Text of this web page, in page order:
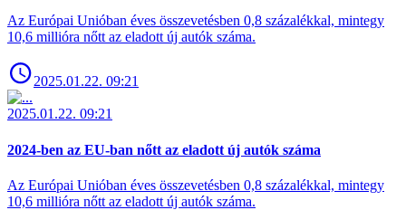
Az Európai Unióban éves összevetésben 0,8 százalékkal, mintegy
10,6 millióra nőtt az eladott új autók száma.
2025.01.22. 09:21
2025.01.22. 09:21
2024-ben az EU-ban nőtt az eladott új autók száma
Az Európai Unióban éves összevetésben 0,8 százalékkal, mintegy
10,6 millióra nőtt az eladott új autók száma.